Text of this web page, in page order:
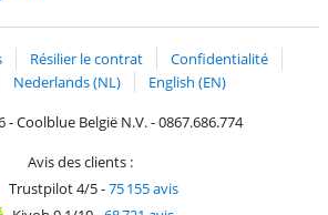
Résilier le contrat
Confidentialité
Nederlands (NL)
English (EN)
- Coolblue België N.V. - 0867.686.774
Avis des clients :
Trustpilot 4/5-75 155 avis